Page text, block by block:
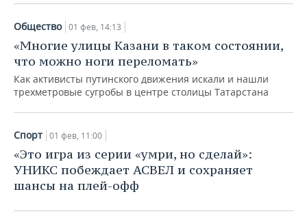
КИБЕРСПОРТ
ФИГУРНОЕ КАТАНИЕ
ХОККЕЙ С МЯЧОМ
КУЛЬТУРА
МЕДИЦИНА
ПРОИСШЕСТВИЯ
СПИСОК КОМПАНИЙ
Общество 01 фев, 14:13
«Многие улицы Казани в таком состоянии,
что можно ноги переломать»
Как активисты путинского движения искали и нашли
трехметровые сугробы в центре столицы Татарстана
Спорт 01 фев, 11:00
«Это игра из серии «умри, но сделай»:
УНИКС побеждает АСВЕЛ и сохраняет
шансы на плей-офф